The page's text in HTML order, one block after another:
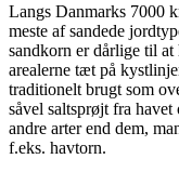
Langs Danmarks 7000
meste af sandede
sandkorn er dårlige til
arealerne tæt på
traditionelt brugt som
såvel saltsprøjt fra
andre arter end dem,
f.eks. havtorn.